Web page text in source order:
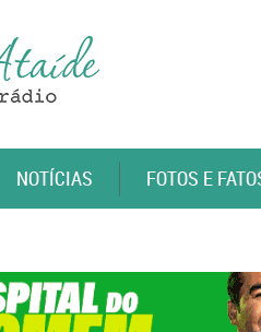
NOTÍCIAS FOTOS E